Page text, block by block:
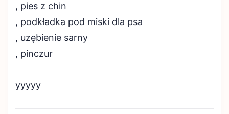
, pies z chin
, podkładka pod miski dla psa
, uzębienie sarny
, pinczur
yyyyy